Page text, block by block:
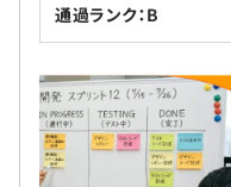
【ビジネスユニット長
持つ。現在も組織長と
ら開発に携わっている。
通過ランク：B